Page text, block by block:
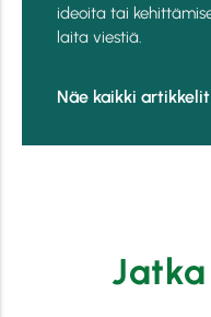
ideoita tai
laita viestiä.
Näe kaikki